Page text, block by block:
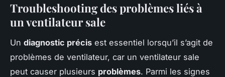
Troubleshooting des problèmes liés à
un ventilateur sale
Un diagnostic précis est essentiel lorsqu’il s’agit de
problèmes de ventilateur, car un ventilateur sale
peut causer plusieurs problèmes. Parmi les signes